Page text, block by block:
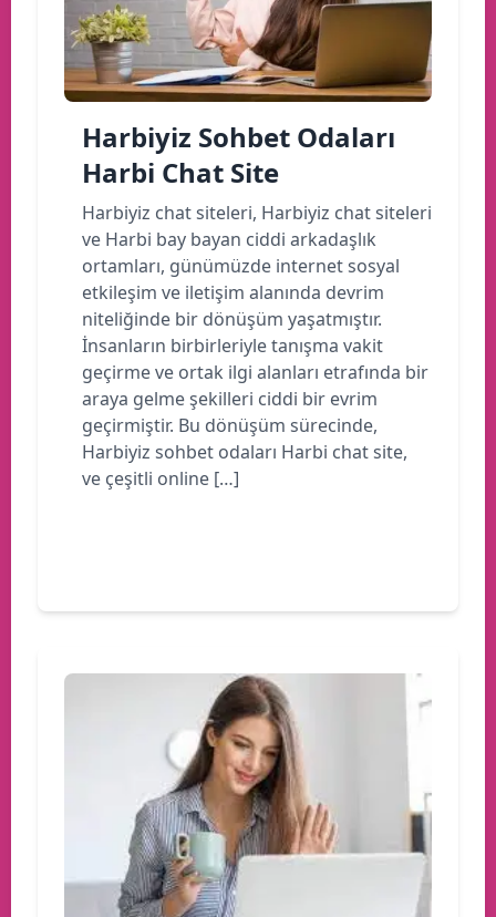
Harbiyiz Sohbet Odaları
Harbi Chat Site
Harbiyiz chat siteleri, Harbiyiz chat siteleri
ve Harbi bay bayan ciddi arkadaşlık
ortamları, günümüzde internet sosyal
etkileşim ve iletişim alanında devrim
niteliğinde bir dönüşüm yaşatmıştır.
İnsanların birbirleriyle tanışma vakit
geçirme ve ortak ilgi alanları etrafında bir
araya gelme şekilleri ciddi bir evrim
geçirmiştir. Bu dönüşüm sürecinde,
Harbiyiz sohbet odaları Harbi chat site,
ve çeşitli online […]